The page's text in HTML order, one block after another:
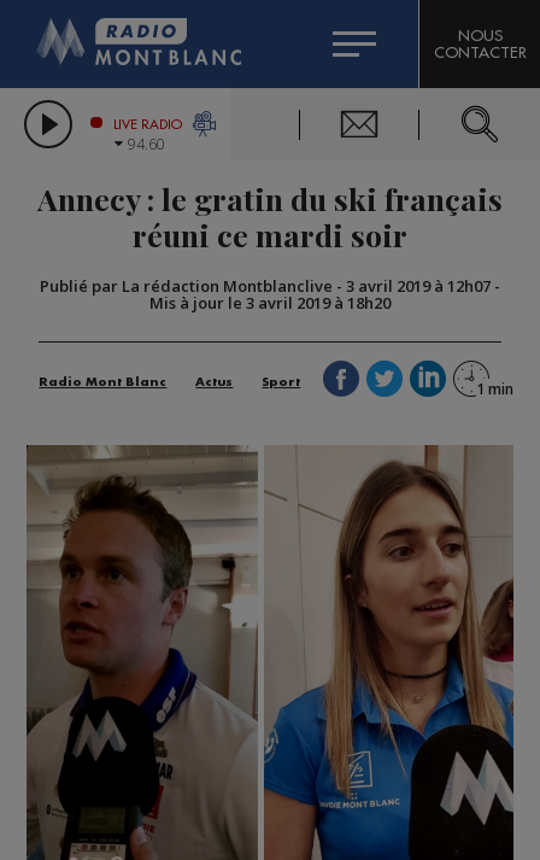
LES CHRONIQUES DE L'EXPERT
CITIZEN MACHINERY
GRAND MASSIF DOMAINES SKIABLES
BIGARD
COMPAGNIE DU MONT-BLANC
NOUS
CONTACTER
LIVE RADIO
94.60
Annecy : le gratin du ski français
réuni ce mardi soir
Publié par La rédaction Montblanclive - 3 avril 2019 à 12h07 -
Mis à jour le 3 avril 2019 à 18h20
Radio Mont Blanc Actus Sport